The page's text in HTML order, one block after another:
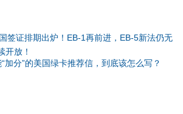
签证排期出炉！EB-1再前进，EB-5新法仍无
开放！
加分”的美国绿卡推荐信，到底该怎么写？